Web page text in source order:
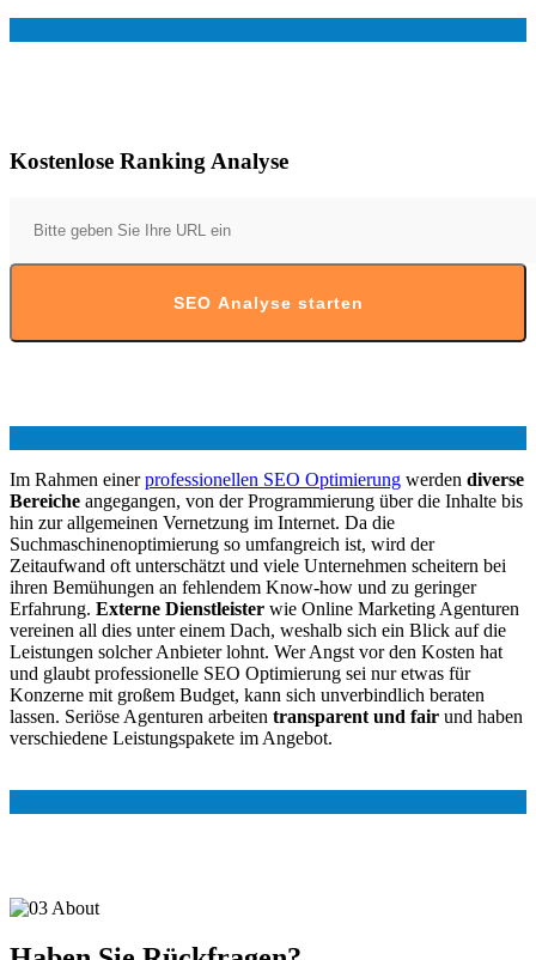
Kostenlose Ranking Analyse
SEO Analyse starten
Im Rahmen einerprofessionellen SEO Optimierung werden diverse
Bereiche angegangen, von der Programmierung über die Inhalte bis
hin zur allgemeinen Vernetzung im Internet. Da die
Suchmaschinenoptimierung so umfangreich ist, wird der
Zeitaufwand oft unterschätzt und viele Unternehmen scheitern bei
ihren Bemühungen an fehlendem Know-how und zu geringer
Erfahrung. Externe Dienstleister wie Online Marketing Agenturen
vereinen all dies unter einem Dach, weshalb sich ein Blick auf die
Leistungen solcher Anbieter lohnt. Wer Angst vor den Kosten hat
und glaubt professionelle SEO Optimierung sei nur etwas für
Konzerne mit großem Budget, kann sich unverbindlich beraten
lassen. Seriöse Agenturen arbeiten transparent und fair und haben
verschiedene Leistungspakete im Angebot.